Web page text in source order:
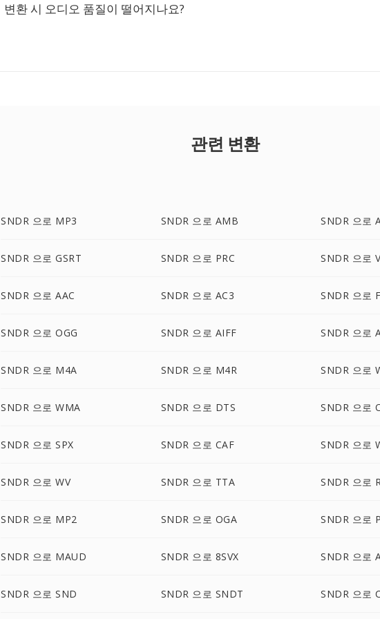
변환 시 오디오 품질이 떨어지나요?
관련 변환
SNDR 으로 MP3 SNDR 으로 AMB SNDR 으로
SNDR 으로 GSRT SNDR 으로 PRC SNDR 으로
SNDR 으로 AAC SNDR 으로 AC3 SNDR 으로
SNDR 으로 OGG SNDR 으로 AIFF SNDR 으로
SNDR 으로 M4A SNDR 으로 M4R SNDR 으로
SNDR 으로 WMA SNDR 으로 DTS SNDR 으로
SNDR 으로 SPX SNDR 으로 CAF SNDR 으로
SNDR 으로 WV SNDR 으로 TTA SNDR 으로
SNDR 으로 MP2 SNDR 으로 OGA SNDR 으로
SNDR 으로 MAUD SNDR 으로 8SVX SNDR 으로
SNDR 으로 SND SNDR 으로 SNDT SNDR 으로